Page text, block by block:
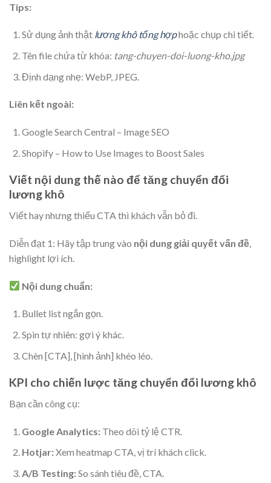
Tips:
Sử dụng ảnh thật lương khô tổng hợphoặc chụp chi tiết.
Tên file chứa từ khóa: tang-chuyen-doi-luong-kho.jpg
Định dạng nhẹ: WebP, JPEG.
Liên kết ngoài:
Google Search Central – Image SEO
Shopify – How to Use Images to Boost Sales
Viết nội dung thế nào để tăng chuyển đổi
lương khô
Viết hay nhưng thiếu CTA thì khách vẫn bỏ đi.
Diễn đạt 1: Hãy tập trung vào nội dung giải quyết vấn đề,
highlight lợi ích.
Nội dung chuẩn:
Bullet list ngắn gọn.
Spin tự nhiên: gợi ý khác.
Chèn [CTA], [hình ảnh] khéo léo.
KPI cho chiến lược tăng chuyển đổi lương khô
Bạn cần công cụ:
Google Analytics:Theo dõi tỷ lệ CTR.
Hotjar:Xem heatmap CTA, vị trí khách click.
A/B Testing:So sánh tiêu đề, CTA.